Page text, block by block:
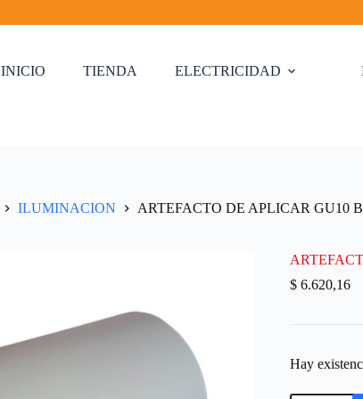
INICIO TIENDA ELECTRICIDAD
ILUMINACION ARTEFACTO DE APLICAR GU10
$6.620,16
Hay